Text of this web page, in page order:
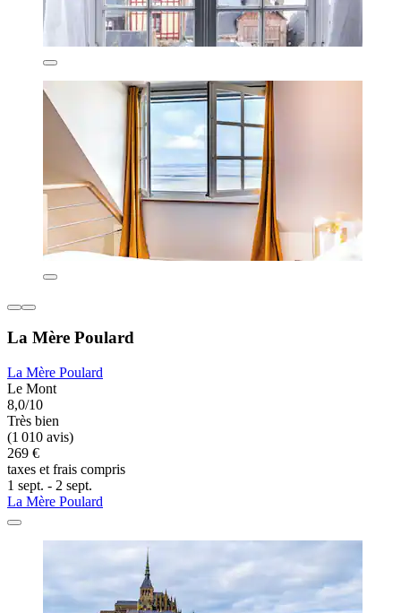
La Mère Poulard
La Mère Poulard
Le Mont
8,0/10
Très bien
(1 010 avis)
269 €
taxes et frais compris
1 sept. - 2 sept.
La Mère Poulard